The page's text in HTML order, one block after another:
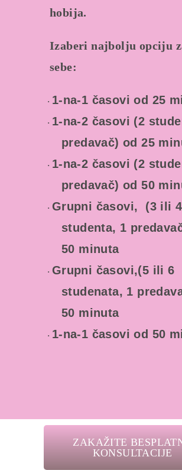
hobija.
Izaberi najbolju opciju
sebe:
· 1-na-1 časovi od 25
· 1-na-2 časovi (2
predavač) od 25
· 1-na-2 časovi (2
predavač) od 50
· Grupni časovi, (3 ili 4
studenta, 1
50 minuta
· Grupni časovi,(5 ili 6
studenata, 1
50 minuta
· 1-na-1 časovi od 50
ZAKAŽITE
KONSULTACIJE